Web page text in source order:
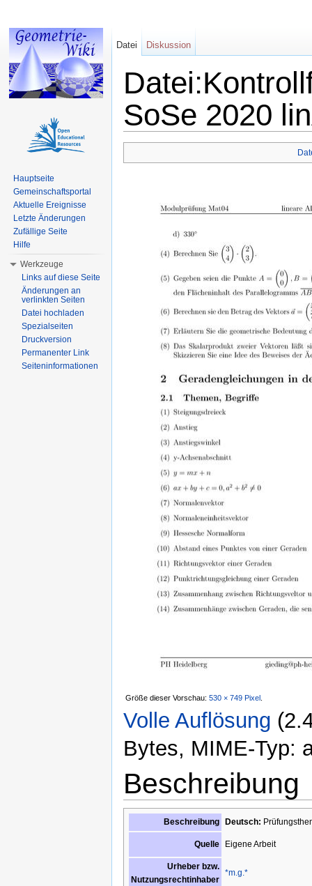
SoSe 2020
Größe dieser Vorschau: 530 × 749 Pixel
Volle Auflösung
Bytes, MIME-Typ:
Beschreibung
Beschreibung Deutsch:
Quelle Eigene Arbeit
Urheber bzw.
Nutzungsrechtinhaber
*m.g.*
Datei Diskussion
Hauptseite
Gemeinschaftsportal
Aktuelle Ereignisse
Letzte Änderungen
Zufällige Seite
Hilfe
Werkzeuge
Links auf diese Seite
Änderungen an
verlinkten Seiten
Datei hochladen
Spezialseiten
Druckversion
Permanenter Link
Seiteninformationen